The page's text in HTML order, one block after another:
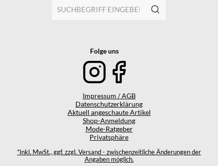
Folge uns
Impressum / AGB
Datenschutzerklärung
Aktuell angeschaute Artikel
Shop-Anmeldung
Mode-Ratgeber
Privatsphäre
*Inkl. MwSt., ggf. zzgl. Versand - zwischenzeitliche Änderungen der
Angaben möglich.